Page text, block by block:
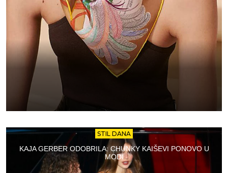
STIL DANA
KAJA GERBER ODOBRILA: CHUNKY KAIŠEVI PONOVO U
MODI